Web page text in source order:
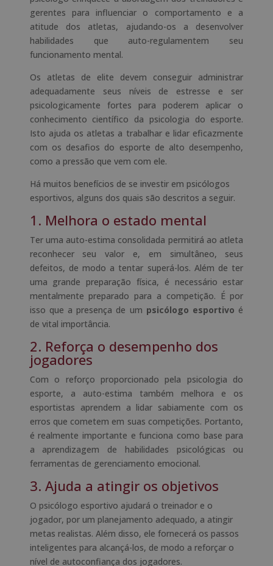
gerentes para influenciar o comportamento e a
atitude dos atletas, ajudando-os a desenvolver
habilidades que auto-regulamentem seu
funcionamento mental.
Os atletas de elite devem conseguir administrar
adequadamente seus níveis de estresse e ser
psicologicamente fortes para poderem aplicar o
conhecimento científico da psicologia do esporte.
Isto ajuda os atletas a trabalhar e lidar eficazmente
com os desafios do esporte de alto desempenho,
como a pressão que vem com ele.
Há muitos benefícios de se investir em psicólogos
esportivos, alguns dos quais são descritos a seguir.
1. Melhora o estado mental
Ter uma auto-estima consolidada permitirá ao atleta
reconhecer seu valor e, em simultâneo, seus
defeitos, de modo a tentar superá-los. Além de ter
uma grande preparação física, é necessário estar
mentalmente preparado para a competição. É por
isso que a presença de um psicólogo esportivo é
de vital importância.
2. Reforça o desempenho dos
jogadores
Com o reforço proporcionado pela psicologia do
esporte, a auto-estima também melhora e os
esportistas aprendem a lidar sabiamente com os
erros que cometem em suas competições. Portanto,
é realmente importante e funciona como base para
a aprendizagem de habilidades psicológicas ou
ferramentas de gerenciamento emocional.
3. Ajuda a atingir os objetivos
O psicólogo esportivo ajudará o treinador e o
jogador, por um planejamento adequado, a atingir
metas realistas. Além disso, ele fornecerá os passos
inteligentes para alcançá-los, de modo a reforçar o
nível de autoconfiança dos jogadores.